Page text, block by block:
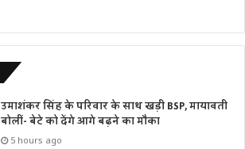
उमाशंकर सिंह के परिवार के साथ खड़ी BSP, मायावती
बोलीं- बेटे को देंगे आगे बढ़ने का मौका
5 hours ago